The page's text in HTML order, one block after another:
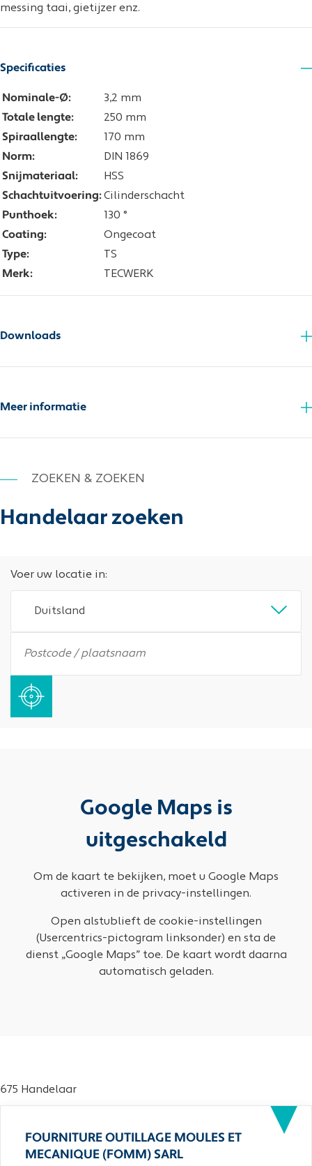
messing taai, gietijzer enz.
Specificaties
Nominale-Ø:
3,2 mm
Totale lengte:
250 mm
Spiraallengte:
170 mm
Norm:
DIN 1869
Snijmateriaal:
HSS
Schachtuitvoering: Cilinderschacht
Punthoek:
130 °
Coating:
Ongecoat
Type:
TS
Merk:
TECWERK
Downloads
Schnittwerttabelle
Meer informatie
ZOEKEN & ZOEKEN
Handelaar zoeken
Voer uw locatie in:
Duitsland
Google Maps is
uitgeschakeld
Om de kaart te bekijken, moet u Google Maps
activeren in de privacy-instellingen.
Open alstublieft de cookie-instellingen
(Usercentrics-pictogram linksonder) en sta de
dienst „Google Maps” toe. De kaart wordt daarna
automatisch geladen.
675 Handelaar
FOURNITURE OUTILLAGE MOULES ET
MECANIQUE (FOMM) SARL